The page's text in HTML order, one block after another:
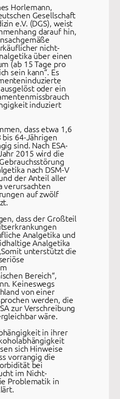
Horlemann,
Gesellschaft
e.V. (DGS), weist
darauf hin,
nicht-
über einen
(ab 15 Tage pro
sein kann“. Es
oder ein
induziert
dass etwa 1,6
64-Jährigen
sind. Nach ESA-
2015 wird die
nach DSM-V
der Anteil aller
verursachten
auf zwölf
dass der Großteil
Analgetika und
Analgetika
unterstützt die
Bereich“,
Keineswegs
von einer
werden, die
zur Verschreibung
wäre.
in ihrer
sich Hinweise
vorrangig die
bei
im Nicht-
Problematik in